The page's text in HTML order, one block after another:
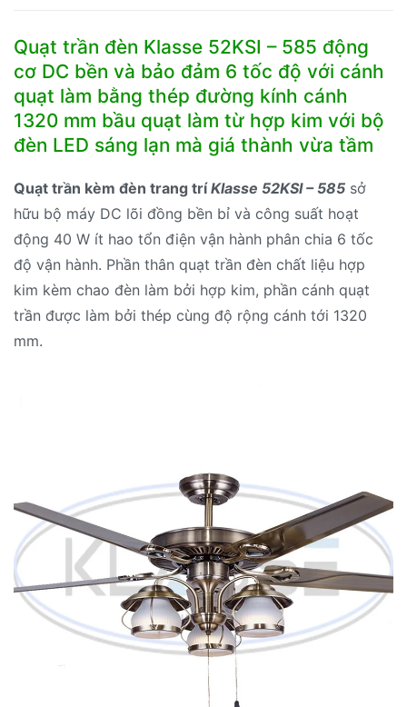
Quạt trần đèn Klasse 52KSI – 585 động
cơ DC bền và bảo đảm 6 tốc độ với cánh
quạt làm bằng thép đường kính cánh
1320 mm bầu quạt làm từ hợp kim với bộ
đèn LED sáng lạn mà giá thành vừa tầm
Quạt trần kèm đèn trang tríKlasse 52KSI – 585 sở
hữu bộ máy DC lõi đồng bền bỉ và công suất hoạt
động 40 W ít hao tổn điện vận hành phân chia 6 tốc
độ vận hành. Phần thân quạt trần đèn chất liệu hợp
kim kèm chao đèn làm bởi hợp kim, phần cánh quạt
trần được làm bởi thép cùng độ rộng cánh tới 1320
mm.